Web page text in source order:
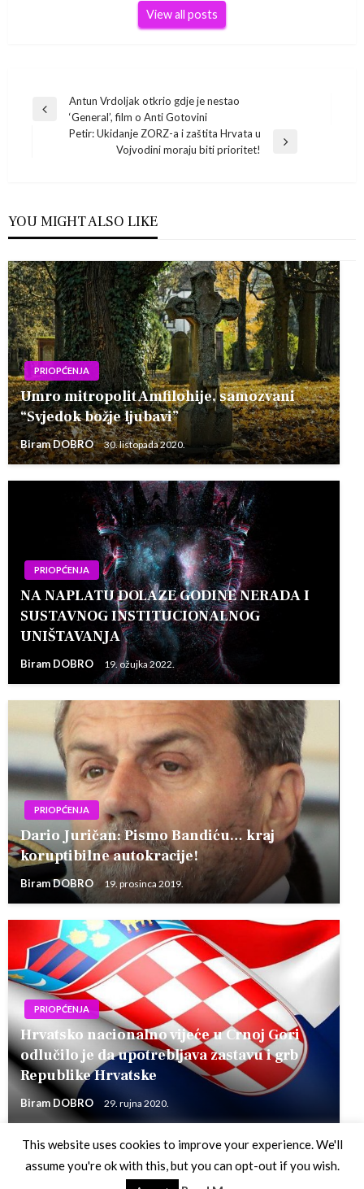
View all posts
Navigacija
objava
Previous
Antun Vrdoljak otkrio gdje je nestao
‘General’, film o Anti Gotovini
Petir: Ukidanje ZORZ-a i zaštita Hrvata u
Vojvodini moraju biti prioritet!
YOU MIGHT ALSO LIKE
PRIOPĆENJA
Umro mitropolit Amfilohije, samozvani
“Svjedok božje ljubavi”
Biram DOBRO 30. listopada 2020.
PRIOPĆENJA
NA NAPLATU DOLAZE GODINE NERADA I
SUSTAVNOG INSTITUCIONALNOG
UNIŠTAVANJA
Biram DOBRO 19. ožujka 2022.
PRIOPĆENJA
Dario Juričan: Pismo Bandiću… kraj
koruptibilne autokracije!
Biram DOBRO 19. prosinca 2019.
PRIOPĆENJA
Hrvatsko nacionalno vijeće u Crnoj Gori
odlučilo je da upotrebljava zastavu i grb
Republike Hrvatske
Biram DOBRO 29. rujna 2020.
This website uses cookies to improve your experience. We'll
assume you're ok with this, but you can opt-out if you wish.